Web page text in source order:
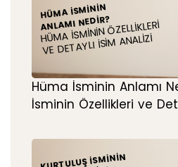
HÜMA İSMININ
ANLAMI NEDIR?
HÜMA İSMININ ÖZELLIKLERI
VE DETAYLI İSIM ANALIZI
Hüma İsminin Anlamı
İsminin Özellikleri ve
KURTULUŞ İSMININ